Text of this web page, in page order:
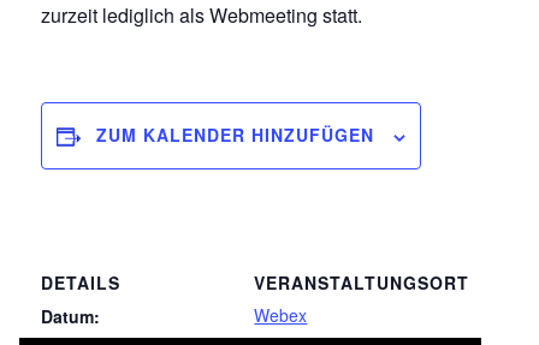
zurzeit lediglich als Webmeeting statt.
ZUM KALENDER HINZUFÜGEN
DETAILS
Datum:
VERANSTALTUNGSORT
Webex